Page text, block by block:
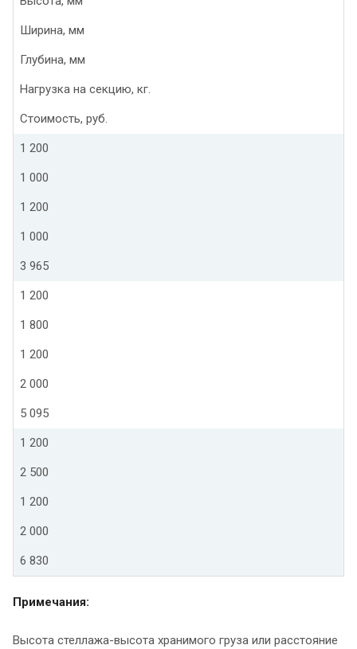
Ширина, мм
Глубина, мм
Нагрузка на секцию, кг.
Стоимость, руб.
1 200
1 000
1 200
1 000
3 965
1 200
1 800
1 200
2 000
5 095
1 200
2 500
1 200
2 000
6 830
Примечания:
Высота стеллажа-высота хранимого груза или расстояние